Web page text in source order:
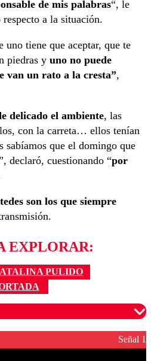
de mis palabras“, le
a la situación.
uno tiene que aceptar, que te
piedras y uno no puede
van un rato a la cresta”,
delicado el ambiente, las
con la carreta… ellos tenían
que el domingo que
declaró, cuestionando “por
son los que siempre
EXPLORAR:
PULIDO
para garantizar un
Señal 1